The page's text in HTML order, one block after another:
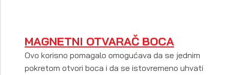
MAGNETNI OTVARAČ BOCA
Ovo korisno pomagalo omogućava da se jednim
pokretom otvori boca i da se istovremeno uhvati